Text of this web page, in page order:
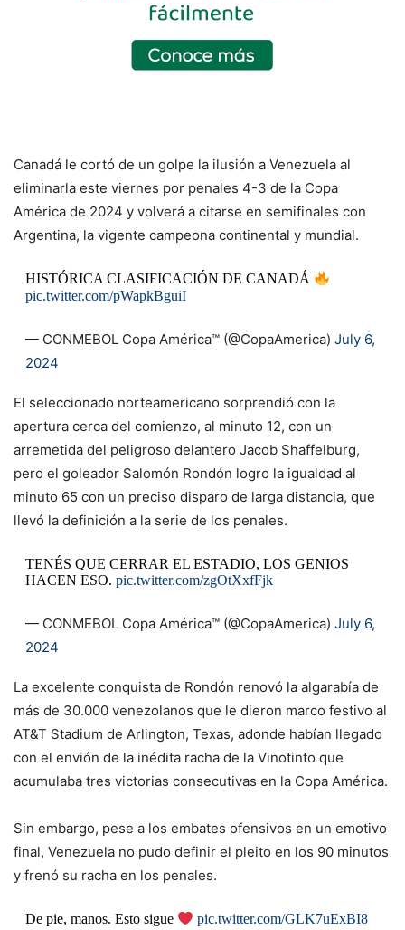
Canadá le cortó de un golpe la ilusión a Venezuela al
eliminarla este viernes por penales 4-3 de la Copa
América de 2024 y volverá a citarse en semifinales con
Argentina, la vigente campeona continental y mundial.
HISTÓRICA CLASIFICACIÓN DE CANADÁ
pic.twitter.com/pWapkBguiI
— CONMEBOL Copa América™️ (@CopaAmerica) July 6,
2024
El seleccionado norteamericano sorprendió con la
apertura cerca del comienzo, al minuto 12, con un
arremetida del peligroso delantero Jacob Shaffelburg,
pero el goleador Salomón Rondón logro la igualdad al
minuto 65 con un preciso disparo de larga distancia, que
llevó la definición a la serie de los penales.
TENÉS QUE CERRAR EL ESTADIO, LOS GENIOS
HACEN ESO. pic.twitter.com/zgOtXxfFjk
— CONMEBOL Copa América™️ (@CopaAmerica) July 6,
2024
La excelente conquista de Rondón renovó la algarabía de
más de 30.000 venezolanos que le dieron marco festivo al
AT&T Stadium de Arlington, Texas, adonde habían llegado
con el envión de la inédita racha de la Vinotinto que
acumulaba tres victorias consecutivas en la Copa América.
Sin embargo, pese a los embates ofensivos en un emotivo
final, Venezuela no pudo definir el pleito en los 90 minutos
y frenó su racha en los penales.
De pie, manos. Esto sigue pic.twitter.com/GLK7uExBI8